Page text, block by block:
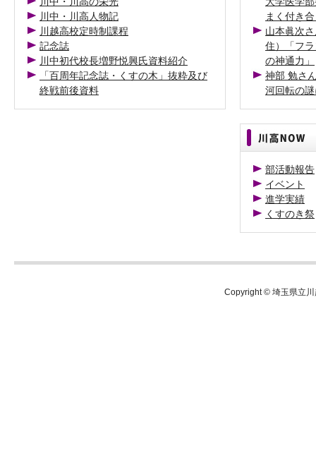
川中・川高人物記
川越高校定時制課程
記念誌
川中初代校長増野悦興氏資料紹介
「百周年記念誌・くすの木」抜粋及び
終戦前後資料
まく付き
山本眞次
住）「フ
の神通力」
神部 勉さ
河回転の
部活動報告
イベント
進学実績
くすのき祭
Copyright © 埼玉県立